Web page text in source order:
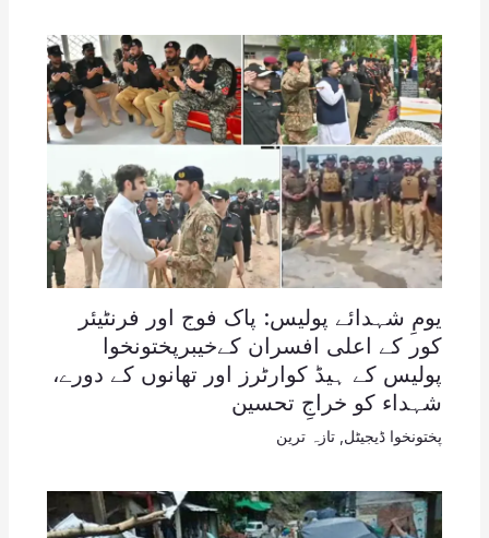
یومِ شہدائے پولیس: پاک فوج اور فرنٹیئر
کور کے اعلی افسران کےخیبرپختونخوا
پولیس کے ہیڈ کوارٹرز اور تھانوں کے دورے،
شہداء کو خراجِ تحسین
پختونخوا ڈیجیٹل تازہ ترین